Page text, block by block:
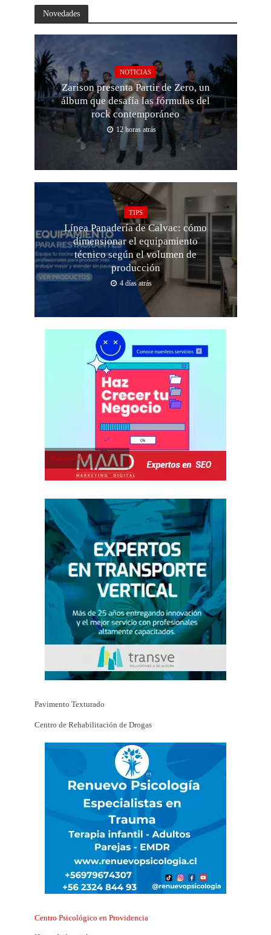
Novedades
NOTICIAS
Zarison presenta Partir de Zero, un
álbum que desafía las fórmulas del
rock contemporáneo
12 horas atrás
TIPS
Línea Panadería de Calvac: cómo
dimensionar el equipamiento
técnico según el volumen de
producción
4 días atrás
Agencia SEO
Pavimento Texturado
Centro de Rehabilitación de Drogas
Centro Psicológico en Providencia